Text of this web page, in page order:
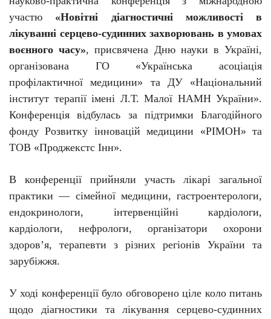
участю «Новітні діагностичні можливості в
лікуванні серцево-судинних захворювань в умовах
воєнного часу», присвячена Дню науки в Україні,
організована ГО «Українська асоціація
профілактичної медицини» та ДУ «Національний
інститут терапії імені Л.Т. Малої НАМН України».
Конференція відбулась за підтримки Благодійного
фонду Розвитку інновацій медицини «РІМОН» та
ТОВ «Проджекстс Інн».
В конференції прийняли участь лікарі загальної
практики — сімейної медицини, гастроентерологи,
ендокринологи, інтервенційні кардіологи,
кардіологи, нефрологи, організатори охорони
здоров’я, терапевти з різних регіонів України та
зарубіжжя.
У ході конференції було обговорено ціле коло питань
щодо діагностики та лікування серцево-судинних